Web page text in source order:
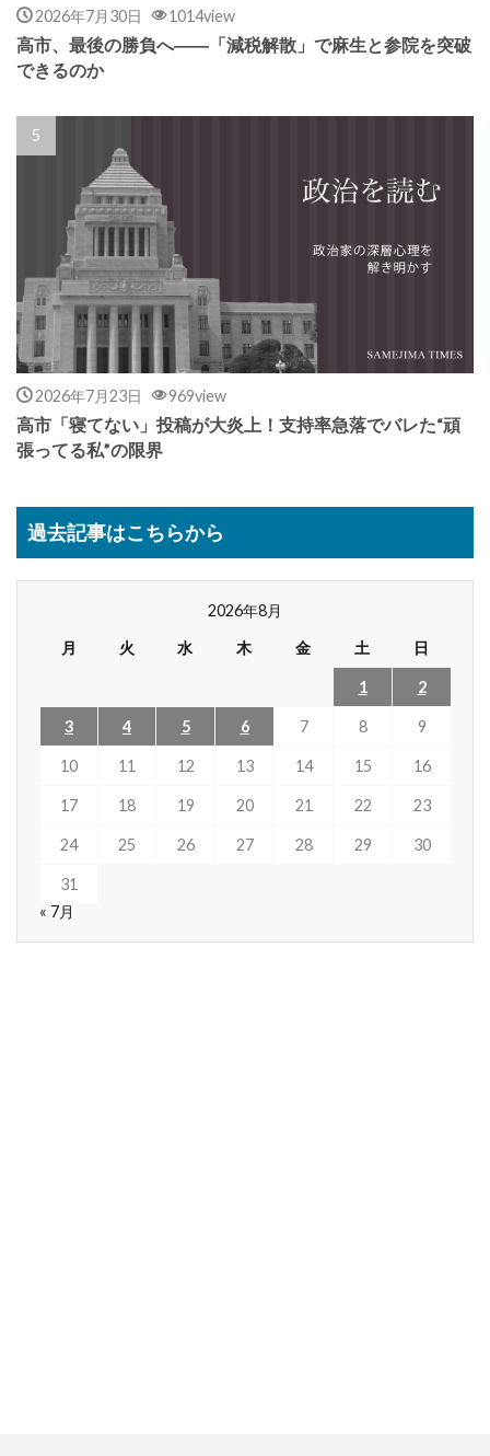
2026年7月30日 1014view
高市、最後の勝負へ――「減税解散」で麻生と参院を突破
できるのか
2026年7月23日 969view
高市「寝てない」投稿が大炎上！支持率急落でバレた“頑
張ってる私”の限界
過去記事はこちらから
2026年8月
月
火 水 木 金 土 日
1 2
3 4 5 6 7 8 9
10 11 12 13 14 15 16
17 18 19 20 21 22 23
24 25 26 27 28 29 30
31
« 7月